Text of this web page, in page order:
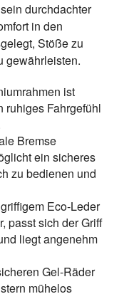
durchdachter
in den
Stöße zu
gewährleisten.
ist
ruhiges Fahrgefühl
Bremse
ein sicheres
zu bedienen und
Eco-Leder
passt sich der Griff
liegt angenehm
Gel-Räder
mühelos